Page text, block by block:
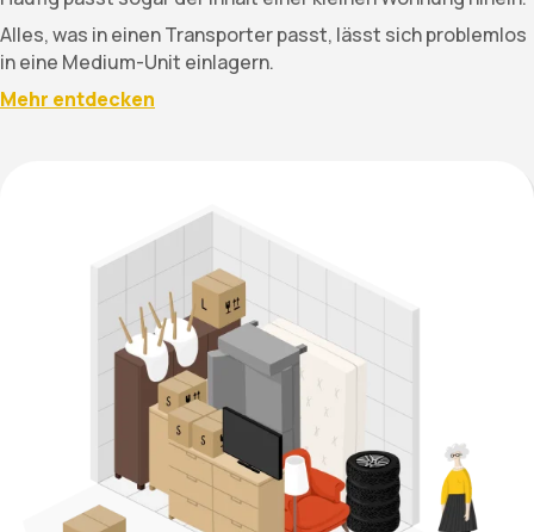
Alles, was in einen Transporter passt, lässt sich problemlos
in eine Medium-Unit einlagern.
Mehr entdecken